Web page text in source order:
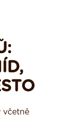
včetně